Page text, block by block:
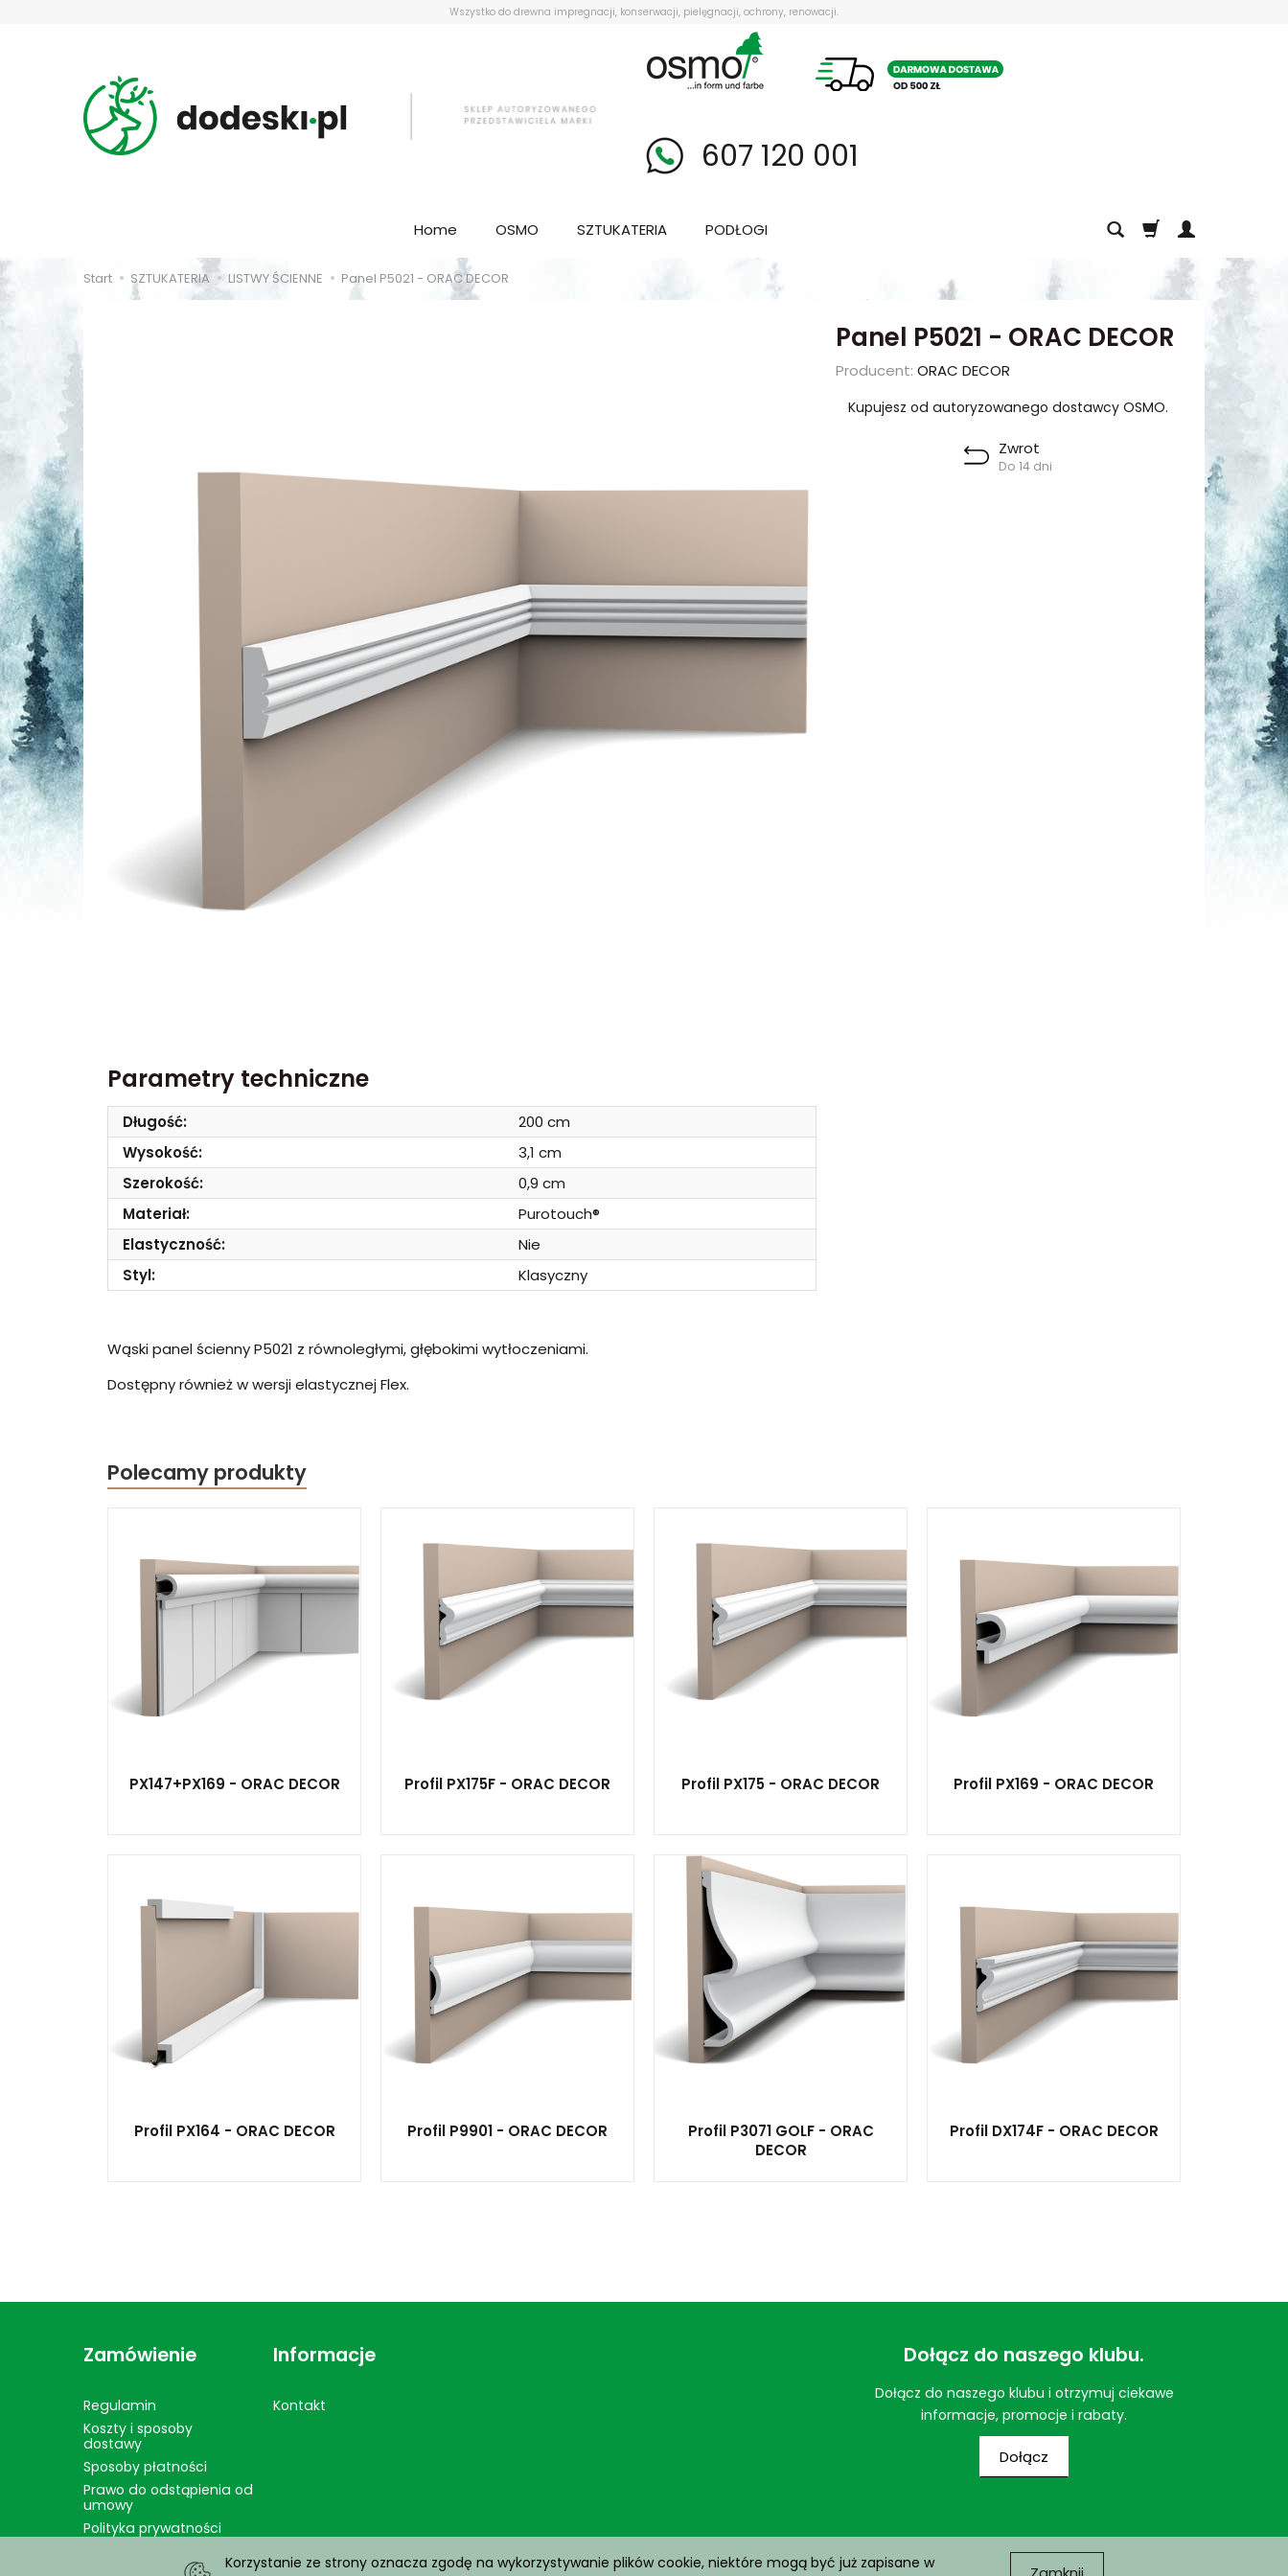
Wszystko do drewna impregnacji, konserwacji, pielęgnacji, ochrony, renowacji.
607 120 001
Home OSMO SZTUKATERIA PODŁOGI
Start SZTUKATERIA LISTWY ŚCIENNE Panel P5021 - ORAC DECOR
Panel P5021 - ORAC DECOR
Producent: ORAC DECOR
Kupujesz od autoryzowanego dostawcy OSMO.
Zwrot
Do 14 dni
Parametry techniczne
Długość:
200 cm
Wysokość:
3,1 cm
Szerokość:
0,9 cm
Materiał:
Purotouch®
Elastyczność:
Nie
Styl:
Klasyczny
Wąski panel ścienny P5021 z równoległymi, głębokimi wytłoczeniami.
Dostępny również w wersji elastycznej Flex.
Polecamy produkty
PX147+PX169 - ORAC DECOR Profil PX175F - ORAC DECOR Profil PX175 - ORAC DECOR Profil PX169 - ORAC DECOR
Profil PX164 - ORAC DECOR Profil P9901 - ORAC DECOR
Profil P3071 GOLF - ORAC
DECOR
Profil DX174F - ORAC DECOR
Zamówienie
Regulamin
Koszty i sposoby
dostawy
Sposoby płatności
Prawo do odstąpienia od
umowy
Polityka prywatności
Informacje
Kontakt
Dołącz do naszego klubu.
Dołącz do naszego klubu i otrzymuj ciekawe
informacje, promocje i rabaty.
Dołącz
Korzystanie ze strony oznacza zgodę na wykorzystywanie plików cookie, niektóre mogą być już zapisane w